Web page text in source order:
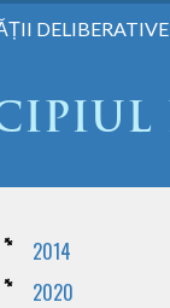
DELIBERATIVE
2014
2020